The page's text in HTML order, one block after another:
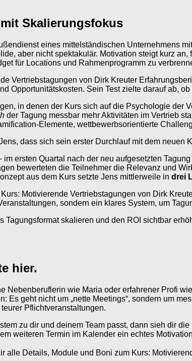
Skalierungsfokus
eines mittelständischen Unternehmens
aber nicht spektakulär. Motivation steigt kurz
für Locations und Rahmenprogramm zu
Vertriebstagungen von Dirk Kreuter
Opportunitätskosten. Sein Test zielte darauf ab,
in denen der Kurs sich auf die Psychologie der
der Tagung messbar mehr Aktivitäten im Vertrieb
Elemente, wettbewerbsorientierte
dass sich sein erster Durchlauf mit dem
im ersten Quartal nach der neu aufgesetzten
bewerteten die Teilnehmer die Relevanz und
aus dem Kurs setzte Jens mittlerweile in drei
Motivierende Vertriebstagungen von Dirk
sondern ein klares System, um
Tagungsformat skalieren und den ROI sichtbar
hier.
Nebenberuflerin wie Maria oder erfahrener Profi
Es geht nicht um „nette Meetings“, sondern um
Pflichtveranstaltungen.
zu dir und deinem Team passt, dann sieh dir
weiteren Termin im Kalender ein echtes
alle Details, Module und Boni zum Kurs: